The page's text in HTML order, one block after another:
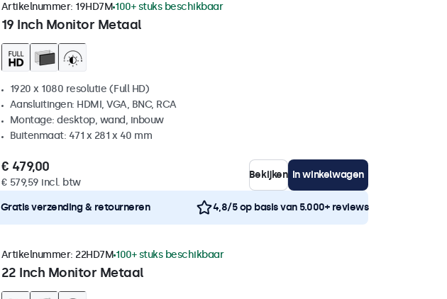
19 Inch Monitor Metaal
Artikelnummer: 19HD7M 100+ stuks beschikbaar
1920 x 1080 resolutie (Full HD)
Aansluitingen: HDMI, VGA, BNC, RCA
Montage: desktop, wand, inbouw
Buitenmaat: 471 x 281 x 40 mm
€ 479,00
€ 579,59 incl. btw
Bekijken In winkelwagen
Gratis verzending & retourneren 4,8/5 op basis van 5.000+ reviews
22 Inch Monitor Metaal
Artikelnummer: 22HD7M 100+ stuks beschikbaar